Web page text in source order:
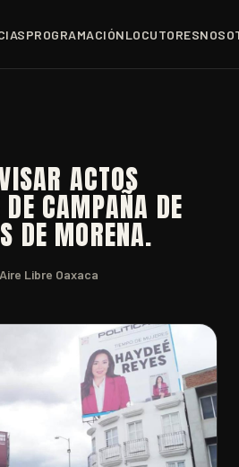
PROGRAMACIÓNLOCUTORES
ACTOS
CAMPAÑA DE
DE MORENA.
Aire Libre Oaxaca